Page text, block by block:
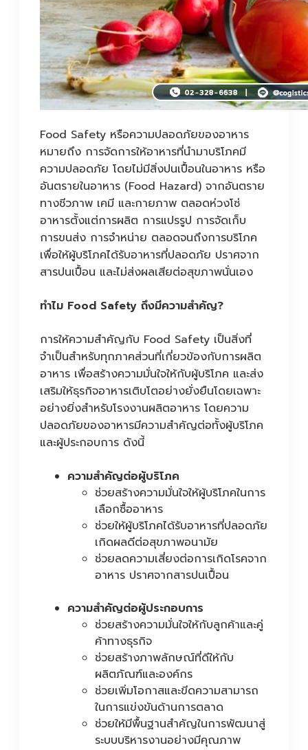
Food Safety หรือความปลอดภัยของอาหาร
หมายถึง การจัดการให้อาหารที่นำมาบริโภคมี
ความปลอดภัย โดยไม่มีสิ่งปนเปื้อนในอาหาร หรือ
อันตรายในอาหาร (Food Hazard) จากอันตราย
ทางชีวภาพ เคมี และกายภาพ ตลอดห่วงโซ่
อาหารตั้งแต่การผลิต การแปรรูป การจัดเก็บ
การขนส่ง การจำหน่าย ตลอดจนถึงการบริโภค
เพื่อให้ผู้บริโภคได้รับอาหารที่ปลอดภัย ปราศจาก
สารปนเปื้อน และไม่ส่งผลเสียต่อสุขภาพนั่นเอง
ทำไม Food Safety ถึงมีความสำคัญ?
การให้ความสำคัญกับ Food Safety เป็นสิ่งที่
จำเป็นสำหรับทุกภาคส่วนที่เกี่ยวข้องกับการผลิต
อาหาร เพื่อสร้างความมั่นใจให้กับผู้บริโภค และส่ง
เสริมให้ธุรกิจอาหารเติบโตอย่างยั่งยืนโดยเฉพาะ
อย่างยิ่งสำหรับโรงงานผลิตอาหาร โดยความ
ปลอดภัยของอาหารมีความสำคัญต่อทั้งผู้บริโภค
และผู้ประกอบการ ดังนี้
ความสำคัญต่อผู้บริโภค
ช่วยสร้างความมั่นใจให้ผู้บริโภคในการ
เลือกซื้ออาหาร
ช่วยให้ผู้บริโภคได้รับอาหารที่ปลอดภัย
เกิดผลดีต่อสุขภาพอนามัย
ช่วยลดความเสี่ยงต่อการเกิดโรคจาก
อาหาร ปราศจากสารปนเปื้อน
ความสำคัญต่อผู้ประกอบการ
ช่วยสร้างความมั่นใจให้กับลูกค้าและคู่
ค้าทางธุรกิจ
ช่วยสร้างภาพลักษณ์ที่ดีให้กับ
ผลิตภัณฑ์และองค์กร
ช่วยเพิ่มโอกาสและขีดความสามารถ
ในการแข่งขันด้านการตลาด
ช่วยให้มีพื้นฐานสำคัญในการพัฒนาสู่
ระบบบริหารงานอย่างมีคุณภาพ